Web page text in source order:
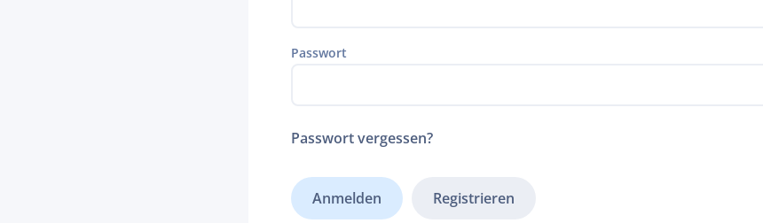
Passwort
Passwort vergessen?
Registrieren